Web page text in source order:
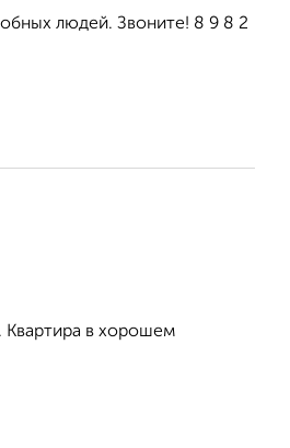
людей. Звоните! 8 9 8 2
Квартира в хорошем